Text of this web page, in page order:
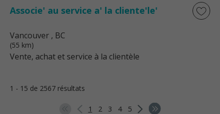
Associe' au service a' la cliente'le'
Vancouver , BC
(55 km)
Vente, achat et service à la clientèle
1 - 15 de 2567 résultats
1 2 3 4 5